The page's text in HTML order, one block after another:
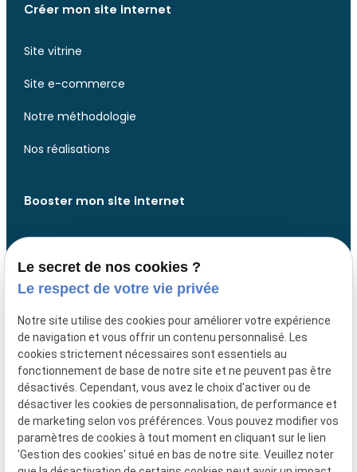
Créer mon site internet
Site vitrine
Site e-commerce
Notre méthodologie
Nos réalisations
Booster mon site internet
Analyse de votre site web
Analyse de votre présence web
Design website
Liens utiles
Mentions légales
Politique de confidentialité
Le secret de nos cookies ?
Le respect de votre vie privée
Notre site utilise des cookies pour améliorer votre expérience
de navigation et vous offrir un contenu personnalisé. Les
cookies strictement nécessaires sont essentiels au
fonctionnement de base de notre site et ne peuvent pas être
désactivés. Cependant, vous avez le choix d'activer ou de
désactiver les cookies de personnalisation, de performance et
de marketing selon vos préférences. Vous pouvez modifier vos
paramètres de cookies à tout moment en cliquant sur le lien
'Gestion des cookies' situé en bas de notre site. Veuillez noter